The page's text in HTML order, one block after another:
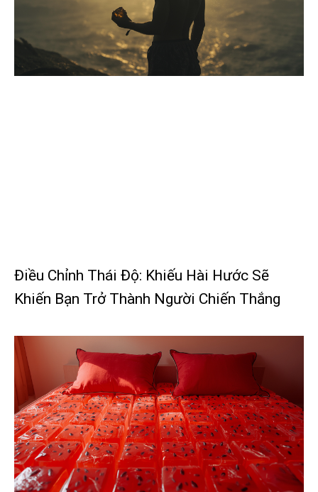
Điều Chỉnh Thái Độ: Khiếu Hài Hước Sẽ
Khiến Bạn Trở Thành Người Chiến Thắng